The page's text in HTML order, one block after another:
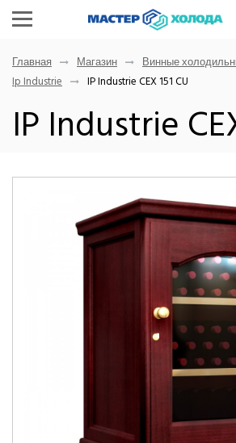
Главная Магазин
Винные
Ip Industrie
IP Industrie CEX 151 CU
IP Industrie